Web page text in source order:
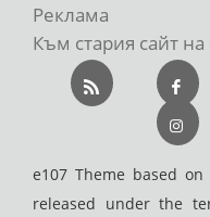
Реклама
Към стария сайт
e107 Theme based
released under the